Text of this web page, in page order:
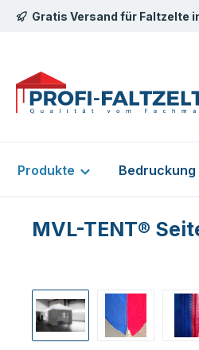
Hauptinhalt springen
Zur Suche springen
Zur Hauptnavigation
Gratis Versand für Faltzelte
Produkte Bedruckung
MVL-TENT®
Bildergalerie überspringen